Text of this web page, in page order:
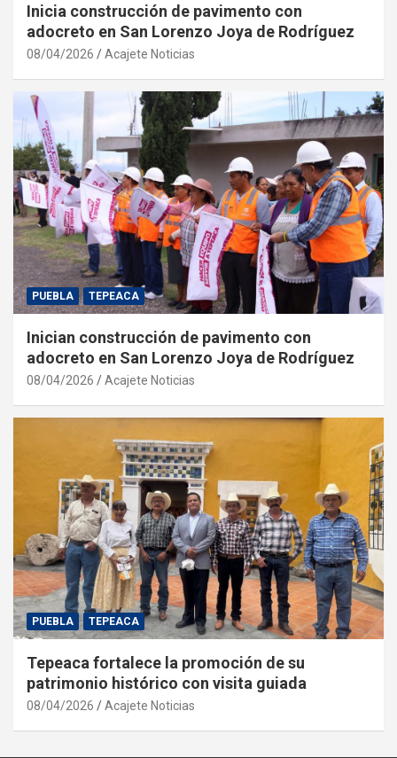
Inicia construcción de pavimento con
adocreto en San Lorenzo Joya de Rodríguez
08/04/2026 Acajete Noticias
PUEBLA TEPEACA
Inician construcción de pavimento con
adocreto en San Lorenzo Joya de Rodríguez
08/04/2026 Acajete Noticias
PUEBLA TEPEACA
Tepeaca fortalece la promoción de su
patrimonio histórico con visita guiada
08/04/2026 Acajete Noticias